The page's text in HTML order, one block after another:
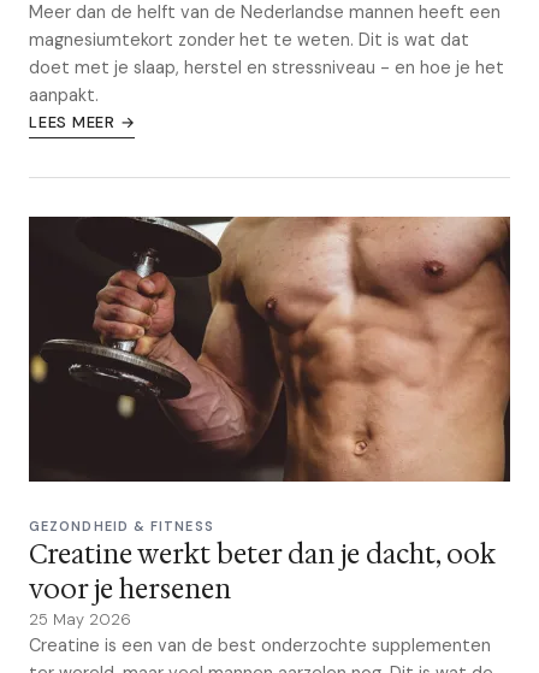
Meer dan de helft van de Nederlandse mannen heeft een
magnesiumtekort zonder het te weten. Dit is wat dat
doet met je slaap, herstel en stressniveau - en hoe je het
aanpakt.
LEES MEER →
GEZONDHEID & FITNESS
Creatine werkt beter dan je dacht, ook
voor je hersenen
25 May 2026
Creatine is een van de best onderzochte supplementen